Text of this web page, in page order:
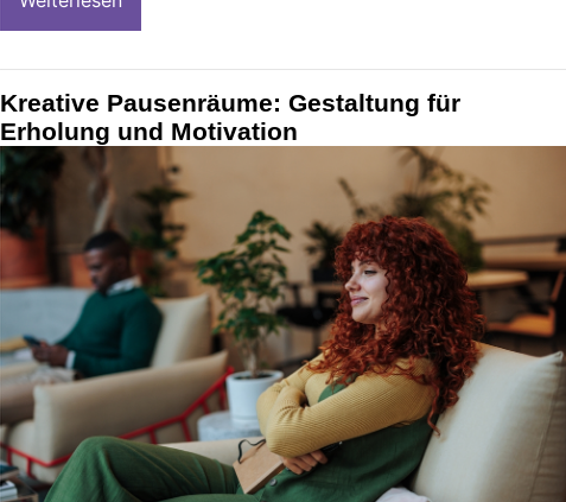
Kreative Pausenräume: Gestaltung für
Erholung und Motivation